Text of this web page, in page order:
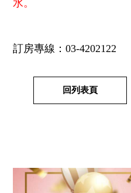
水。
訂房專線：03-4202122
回列表頁